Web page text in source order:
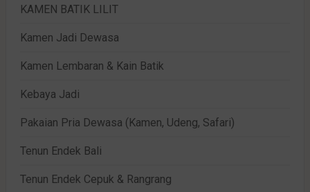
KAMEN BATIK LILIT
Kamen Jadi Dewasa
Kamen Lembaran & Kain Batik
Kebaya Jadi
Pakaian Pria Dewasa (Kamen, Udeng, Safari)
Tenun Endek Bali
Tenun Endek Cepuk & Rangrang